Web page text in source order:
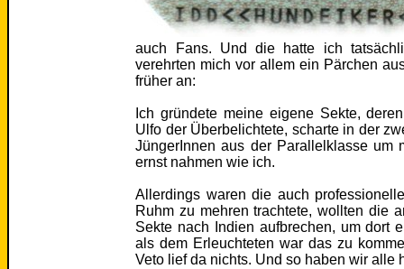
auch Fans. Und die hatte ich
verehrten mich vor allem ein Pärchen
früher an:
Ich gründete meine eigene Sekte,
Ulfo der Überbelichtete, scharte in der
JüngerInnen aus der Parallelklasse um
ernst nahmen wie ich.
Allerdings waren die auch
Ruhm zu mehren trachtete, wollten die
Sekte nach Indien aufbrechen, um dort
als dem Erleuchteten war das zu
Veto lief da nichts. Und so haben wir alle